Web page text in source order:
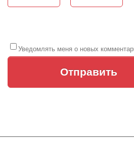
Уведомлять меня о новых
Отправить